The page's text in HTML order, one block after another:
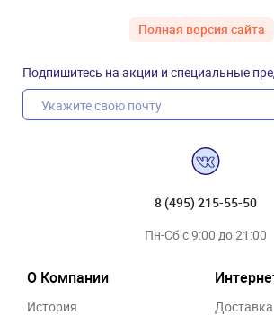
Полная версия сайта
Подпишитесь на акции и специальные
8 (495) 215-55-50
Пн-Сб с 9:00 до 21:00
О Компании
История Доставка